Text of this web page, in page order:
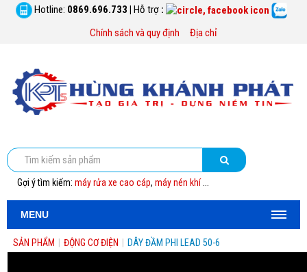
Hotline: 0869.696.733 | Hỗ trợ :
Chính sách và quy định
Địa chỉ
Gợi ý tìm kiếm: máy rửa xe cao cáp, máy nén khí...
MENU
SẢN PHẨM ĐỘNG CƠ ĐIỆN DÂY ĐẦM PHI LEAD 50-6